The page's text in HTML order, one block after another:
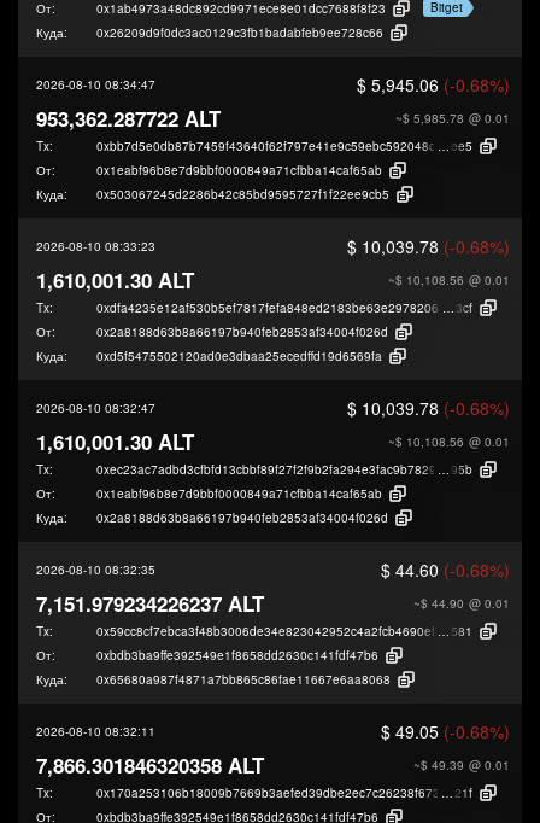
От: 0x1ab4973a48dc892cd9971ece8e01dcc7688f8f23
Bitget
Куда:
0x26209d9f0dc3ac0129c3fb1badabfeb9ee728c66
2026-08-10 08:34:47 $ 5,945.06 (-0.68%)
~$ 5,985.78 @ 0.01
953,362.287722 ALT
Tx: 0xbb7d5e0db87b7459f43640f62f797e41e9c59ebc592048d5bfa14e9b237f8
ee5
От:
0x1eabf96b8e7d9bbf0000849a71cfbba14caf65ab
Куда:
0x503067245d2286b42c85bd9595727f1f22ee9cb5
2026-08-10 08:33:23 $ 10,039.78 (-0.68%)
~$ 10,108.56 @ 0.01
1,610,001.30 ALT
Tx: 0xdfa4235e12af530b5ef7817fefa848ed2183be63e2978206785f2e4c1115f
3cf
От:
0x2a8188d63b8a66197b940feb2853af34004f026d
Куда:
0xd5f5475502120ad0e3dbaa25ecedffd19d6569fa
2026-08-10 08:32:47 $ 10,039.78 (-0.68%)
~$ 10,108.56 @ 0.01
1,610,001.30 ALT
Tx: 0xec23ac7adbd3cfbfd13cbbf89f27f2f9b2fa294e3fac9b7829560a99f521c
95b
От:
0x1eabf96b8e7d9bbf0000849a71cfbba14caf65ab
Куда:
0x2a8188d63b8a66197b940feb2853af34004f026d
2026-08-10 08:32:35 $ 44.60 (-0.68%)
~$ 44.90 @ 0.01
7,151.979234226237 ALT
Tx: 0x59cc8cf7ebca3f48b3006de34e823042952c4a2fcb4690ef9bb394551cf6b
581
От:
0xbdb3ba9ffe392549e1f8658dd2630c141fdf47b6
Куда:
0x65680a987f4871a7bb865c86fae11667e6aa8068
2026-08-10 08:32:11 $ 49.05 (-0.68%)
~$ 49.39 @ 0.01
7,866.301846320358 ALT
Tx: 0x170a253106b18009b7669b3aefed39dbe2ec7c26238f6734a78efcd8338ef
21f
От:
0xbdb3ba9ffe392549e1f8658dd2630c141fdf47b6